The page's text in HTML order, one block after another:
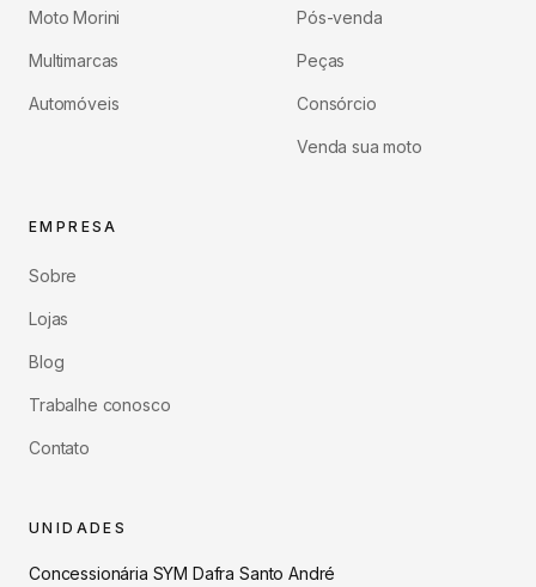
Moto Morini
Multimarcas
Automóveis
Pós-venda
Peças
Consórcio
Venda sua moto
EMPRESA
Sobre
Lojas
Blog
Trabalhe conosco
Contato
UNIDADES
Concessionária SYM Dafra Santo André